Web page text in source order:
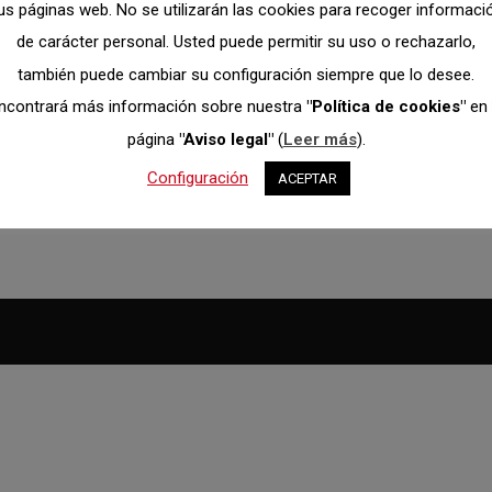
curso de Ruta.
final, a continuación publicamos la lista de calificaciones.
páginas web. No se utilizarán las cookies para recoger
de carácter personal. Usted puede permitir su uso o rechazarlo,
también puede cambiar su configuración siempre que lo desee.
más información sobre nuestra "Política de cookies"en
página "Aviso legal"(Leer más).
Configuración
ACEPTAR